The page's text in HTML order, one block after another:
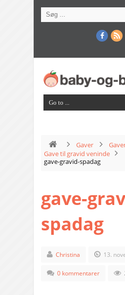
Gaver
Gave til gravid veninde
gave-gravid-spadag
gave-
spadag
Christina 13.
0 kommentarer